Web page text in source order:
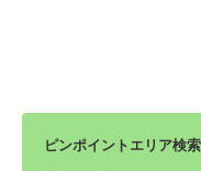
ピンポイントエリア検索